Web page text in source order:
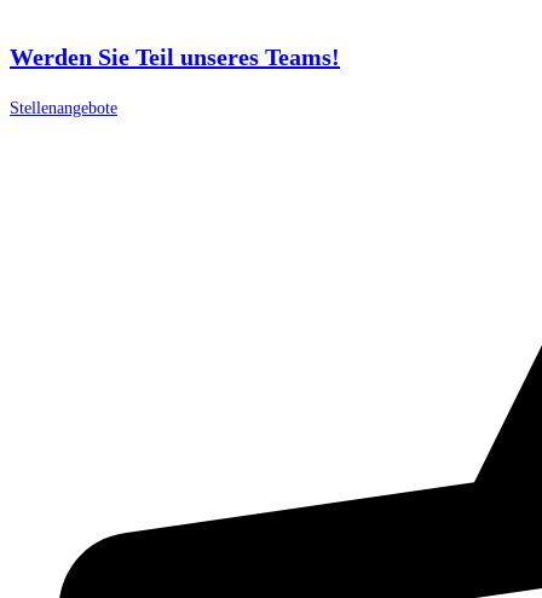
Werden Sie Teil unseres Teams!
Stellenangebote